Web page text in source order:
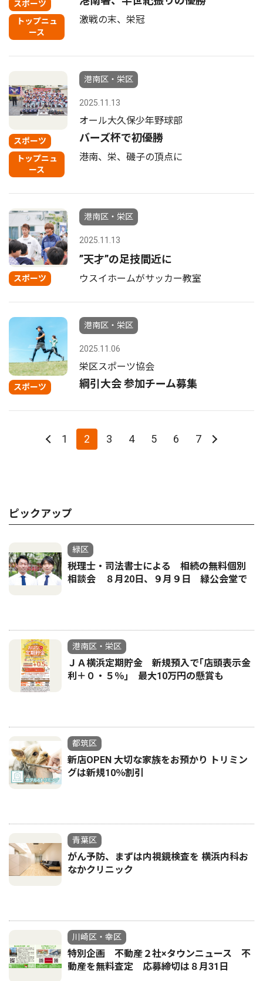
スポーツ
トップニュ
ース
激戦の末、栄冠
スポーツ
トップニュ
ース
港南区・栄区
2025.11.13
オール大久保少年野球部
バーズ杯で初優勝
港南、栄、磯子の頂点に
スポーツ
港南区・栄区
2025.11.13
”天才”の足技間近に
ウスイホームがサッカー教室
スポーツ
港南区・栄区
2025.11.06
栄区スポーツ協会
綱引大会 参加チーム募集
1 2 3 4 5 6 7
ピックアップ
緑区
税理士・司法書士による 相続の無料個別
相談会 ８月20日、９月９日 緑公会堂で
港南区・栄区
ＪＡ横浜定期貯金 新規預入で｢店頭表示金
利＋０・５％｣ 最大10万円の懸賞も
都筑区
新店OPEN 大切な家族をお預かり トリミン
グは新規10％割引
青葉区
がん予防、まずは内視鏡検査を 横浜内科お
なかクリニック
川崎区・幸区
特別企画 不動産２社×タウンニュース 不
動産を無料査定 応募締切は８月31日